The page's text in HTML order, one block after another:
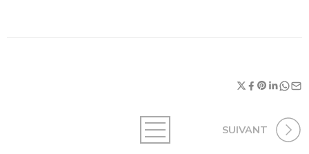
SUIVANT